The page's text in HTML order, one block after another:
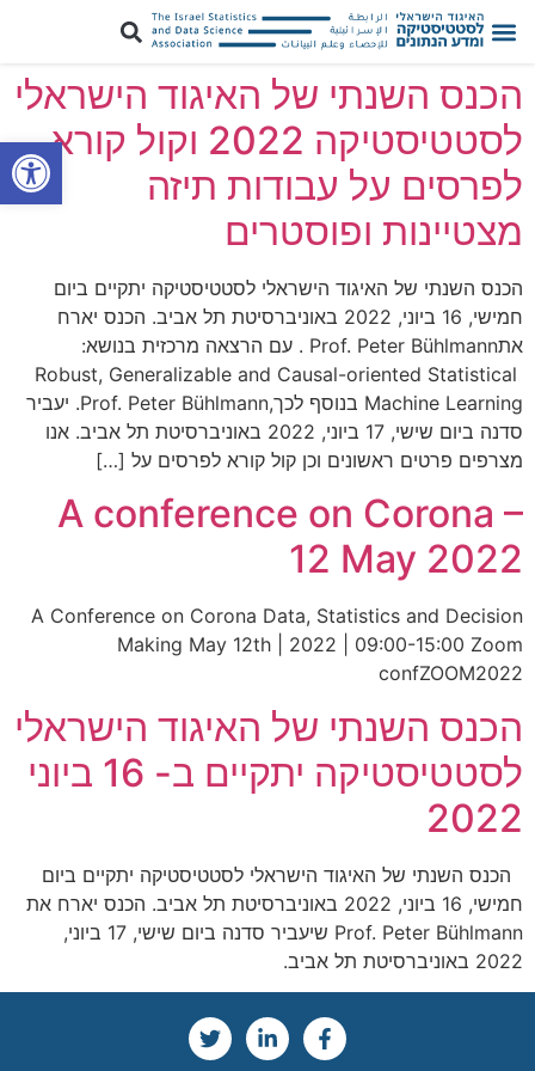
פתח
הכנס השנתי של האיגוד הישראלי
לסטטיסטיקה 2022 וקול קורא
לפרסים על עבודות תיזה
מצטיינות ופוסטרים
הכנס השנתי של האיגוד הישראלי לסטטיסטיקה יתקיים ביום
חמישי, 16 ביוני, 2022 באוניברסיטת תל אביב. הכנס יארח
אתProf. Peter Bühlmann . עם הרצאה מרכזית בנושא:
Robust, Generalizable and Causal-oriented Statistical
Machine Learning בנוסף לכך,Prof. Peter Bühlmann. יעביר
סדנה ביום שישי, 17 ביוני, 2022 באוניברסיטת תל אביב. אנו
מצרפים פרטים ראשונים וכן קול קורא לפרסים על […]
A conference on Corona –
12 May 2022
A Conference on Corona Data, Statistics and Decision
Making May 12th | 2022 | 09:00-15:00 Zoom
confZOOM2022
הכנס השנתי של האיגוד הישראלי
לסטטיסטיקה יתקיים ב- 16 ביוני
2022
הכנס השנתי של האיגוד הישראלי לסטטיסטיקה יתקיים ביום
חמישי, 16 ביוני, 2022 באוניברסיטת תל אביב. הכנס יארח את
Prof. Peter Bühlmann שיעביר סדנה ביום שישי, 17 ביוני,
2022 באוניברסיטת תל אביב.